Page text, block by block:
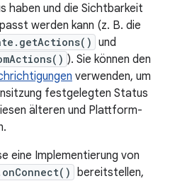
haben und die Sichtbarkeit
werden kann (z. B. die
und
). Sie können den
verwenden, um
festgelegten Status
älteren und Plattform-
eine Implementierung von
bereitstellen,